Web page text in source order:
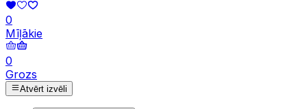
0
Mīļākie
0
Grozs
Atvērt izvēli